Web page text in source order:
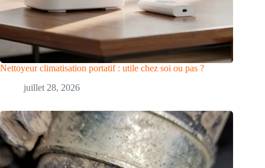
Nettoyeur climatisation portatif : utile chez soi ou pas ?
juillet 28, 2026